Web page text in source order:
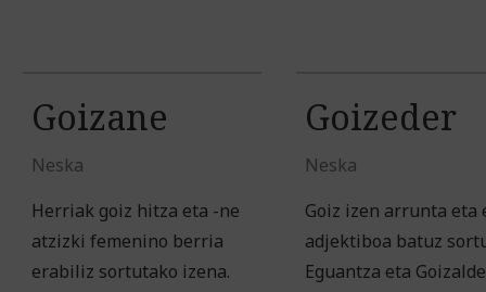
Goizane
Neska
Herriak goiz hitza eta -ne
atzizki femenino berria
erabiliz sortutako izena.
Goizeder
Neska
Goiz izen arrunta eta
adjektiboa batuz
Eguantza eta